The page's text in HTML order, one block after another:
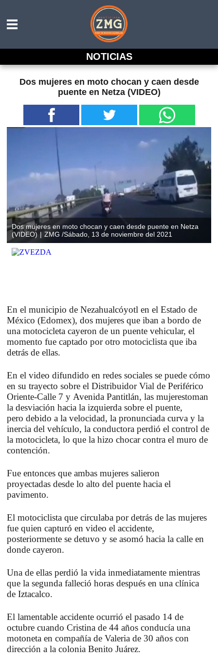
NOTICIAS
Dos mujeres en moto chocan y caen desde
puente en Netza (VIDEO)
Dos mujeres en moto chocan y caen desde puente en Netza
(VIDEO)
ZMG /Sábado, 13 de noviembre del 2021
En el municipio de Nezahualcóyotl en el Estado de
México (Edomex), dos mujeres que iban a bordo de
una motocicleta cayeron de un puente vehicular, el
momento fue captado por otro motociclista que iba
detrás de ellas.
En el video difundido en redes sociales se puede cómo
en su trayecto sobre el Distribuidor Vial de Periférico
Oriente-Calle 7 y Avenida Pantitlán, las mujerestoman
la desviación hacia la izquierda sobre el puente,
pero debido a la velocidad, la pronunciada curva y la
inercia del vehículo, la conductora perdió el control de
la motocicleta, lo que la hizo chocar contra el muro de
contención.
Fue entonces que ambas mujeres salieron
proyectadas desde lo alto del puente hacia el
pavimento.
El motociclista que circulaba por detrás de las mujeres
fue quien capturó en video el accidente,
posteriormente se detuvo y se asomó hacia la calle en
donde cayeron.
Una de ellas perdió la vida inmediatamente mientras
que la segunda falleció horas después en una clínica
de Iztacalco.
El lamentable accidente ocurrió el pasado 14 de
octubre cuando Cristina de 44 años conducía una
motoneta en compañía de Valeria de 30 años con
dirección a la colonia Benito Juárez.